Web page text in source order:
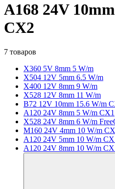
A168 24V
CX2
7 товаров
X360 5V 8mm 5 W/m
X504 12V 5mm 6.5 W/m
X400 12V 8mm 9 W/m
X528 12V 8mm 11 W/m
B72 12V 10mm 15.6 W/m
A120 24V 8mm 5 W/m CX1
X528 24V 8mm 6 W/m
M160 24V 4mm 10 W/m
A120 24V 5mm 10 W/m
A120 24V 8mm 10 W/m